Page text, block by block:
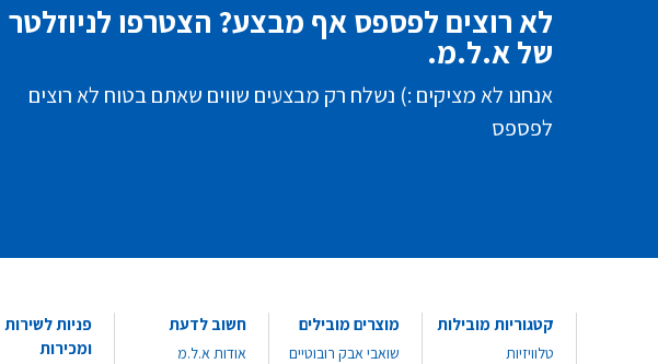
לא רוצים לפספס אף מבצע? הצטרפו לניוזלטר
של א.ל.מ.
אנחנו לא מציקים :) נשלח רק מבצעים שווים שאתם בטוח לא רוצים
לפספס
קטגוריות מובילות
טלוויזיות
מוצרים מובילים
שואבי אבק רובוטיים
חשוב לדעת
אודות א.ל.מ
פניות לשירות
ומכירות